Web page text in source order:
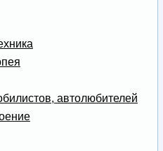
автолюбителей